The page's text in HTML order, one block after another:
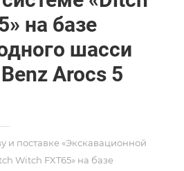
на базе
шасси
Arocs 5
—
и поставке «Экскавационной
Witch FXT65» на базе